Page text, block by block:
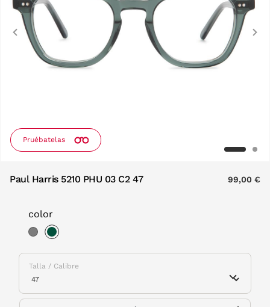
Pruébatelas
Previous
Paul Harris 5210 PHU 03 C2 47 99,00 €
color
Talla / Calibre